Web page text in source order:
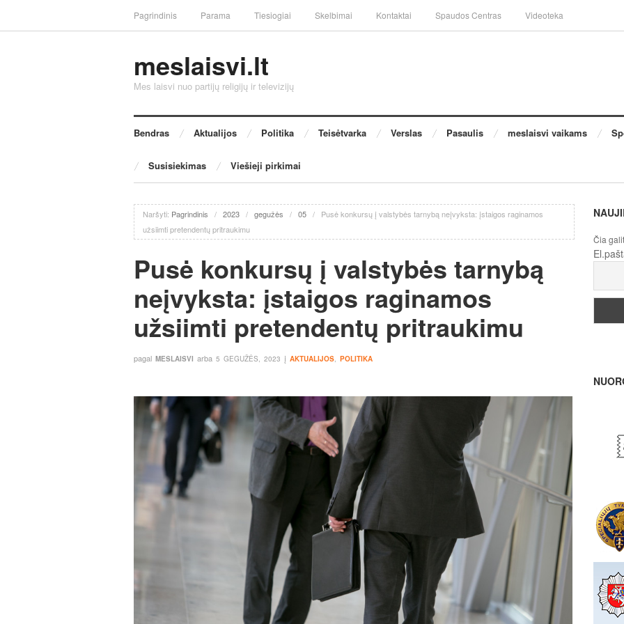
Pagrindinis Parama Tiesiogiai Skelbimai Kontaktai Spaudos Centras Videoteka
meslaisvi.lt
Mes laisvi nuo partijų religijų ir televizijų
Bendras Aktualijos Politika Teisėtvarka Verslas Pasaulis meslaisvi vaikams
Susisiekimas Viešieji pirkimai
Naršyti: Pagrindinis / 2023 / gegužės / 05 /
Pusė konkursų į valstybės tarnybą neįvyksta: įstaigos raginamos
užsiimti pretendentų pritraukimu
Pusė konkursų į valstybės tarnybą
neįvyksta: įstaigos raginamos
užsiimti pretendentų pritraukimu
pagal MESLAISVI arba 5 GEGUŽĖS, 2023 į AKTUALIJOS, POLITIKA
Čia